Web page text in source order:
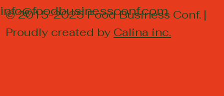
info@foodbusinessconf.com
© 2015-2025 Food Business Conf. |
Proudly created by Calina inc.